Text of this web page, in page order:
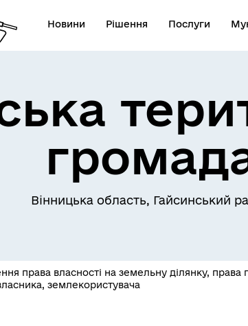
Новини Рішення Послуги
інформація
комунальних
Вінницька область, Гайсинський
права власності на земельну ділянку, права
землекористувача